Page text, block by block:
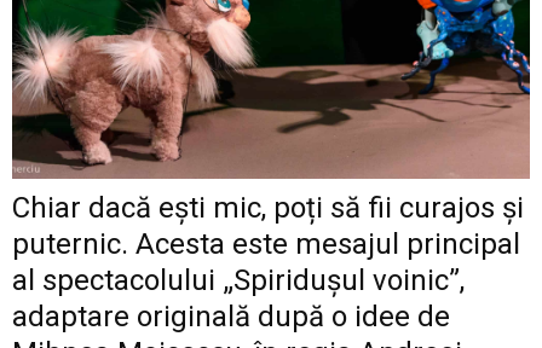
Chiar dacă ești mic, poți să fii curajos și
puternic. Acesta este mesajul principal
al spectacolului „Spiridușul voinic”,
adaptare originală după o idee de